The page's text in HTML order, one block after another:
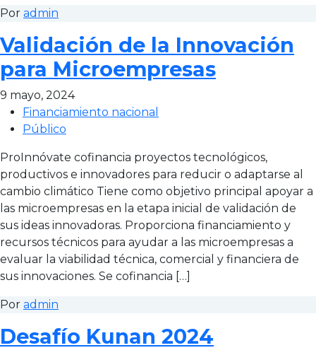
Por admin
Validación de la Innovación
para Microempresas
9 mayo, 2024
Financiamiento nacional
Público
ProInnóvate cofinancia proyectos tecnológicos,
productivos e innovadores para reducir o adaptarse al
cambio climático Tiene como objetivo principal apoyar a
las microempresas en la etapa inicial de validación de
sus ideas innovadoras. Proporciona financiamiento y
recursos técnicos para ayudar a las microempresas a
evaluar la viabilidad técnica, comercial y financiera de
sus innovaciones. Se cofinancia […]
Por admin
Desafío Kunan 2024